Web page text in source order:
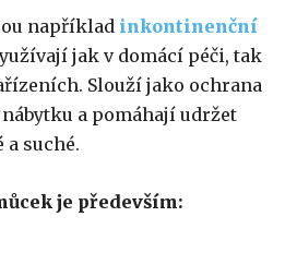
například inkontinenční
jak v domácí péči, tak
Slouží jako ochrana
a pomáhají udržet
suché.
je především: